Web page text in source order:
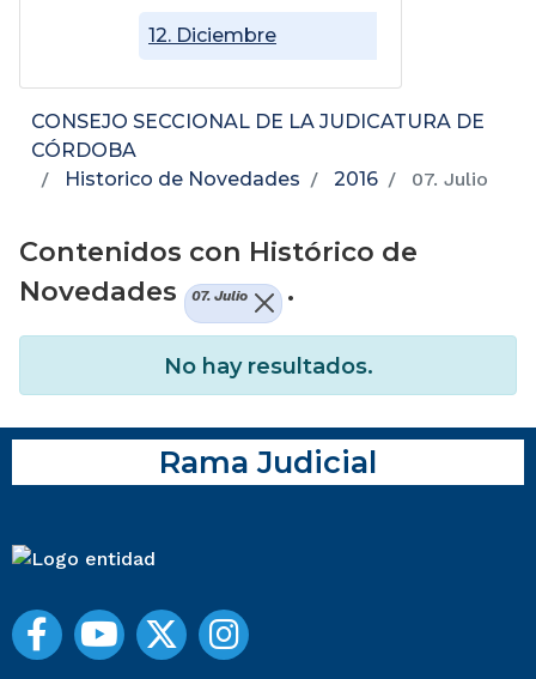
12. Diciembre
CONSEJO SECCIONAL DE LA JUDICATURA DE
CÓRDOBA
Historico de Novedades
2016 07. Julio
Contenidos con Histórico de
Novedades
07. Julio .
No hay resultados.
Rama Judicial